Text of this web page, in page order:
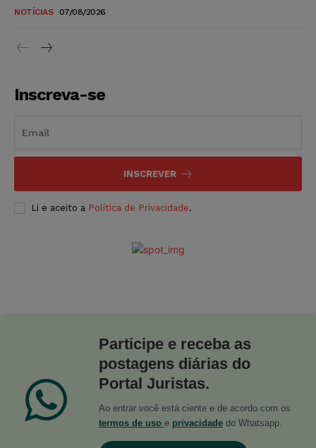
NOTÍCIAS 07/08/2026
Inscreva-se
INSCREVER
Li e aceito a Política de Privacidade.
Participe e receba as
postagens diárias do
Portal Juristas.
Ao entrar você está ciente e de acordo com os
termos de uso e privacidade do Whatsapp.